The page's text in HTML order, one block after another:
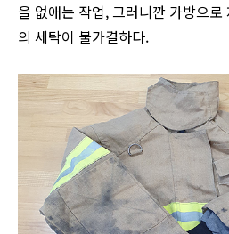
을 없애는 작업, 그러니깐 가방으로
의 세탁이 불가결하다.